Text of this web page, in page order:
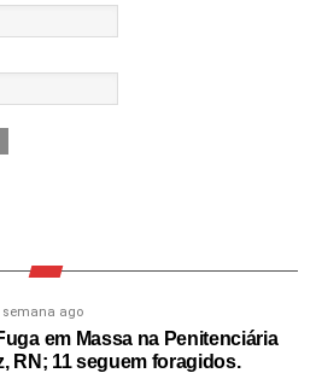
semana ago
em Massa na Penitenciária
RN; 11 seguem foragidos.